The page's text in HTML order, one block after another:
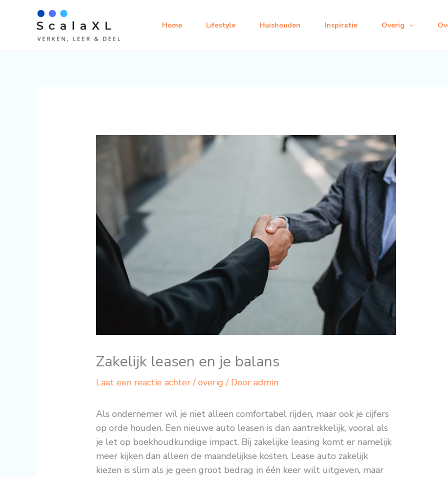
Home Lifestyle Huishouden Inspiratie Overig
Zakelijk leasen en je balans
Laat een reactie achter /overig / Dooradmin
Als ondernemer wil je niet alleen comfortabel rijden, maar ook je cijfers
op orde houden. Een nieuwe auto leasen is dan aantrekkelijk, vooral als
je let op boekhoudkundige impact. Bij zakelijke leasing komt er namelijk
meer kijken dan alleen de maandelijkse kosten. Lease auto zakelijk
kiezen is slim als je geen groot bedrag in één keer wilt uitgeven, maar